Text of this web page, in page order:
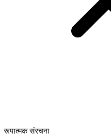
रूपात्मक संरचना